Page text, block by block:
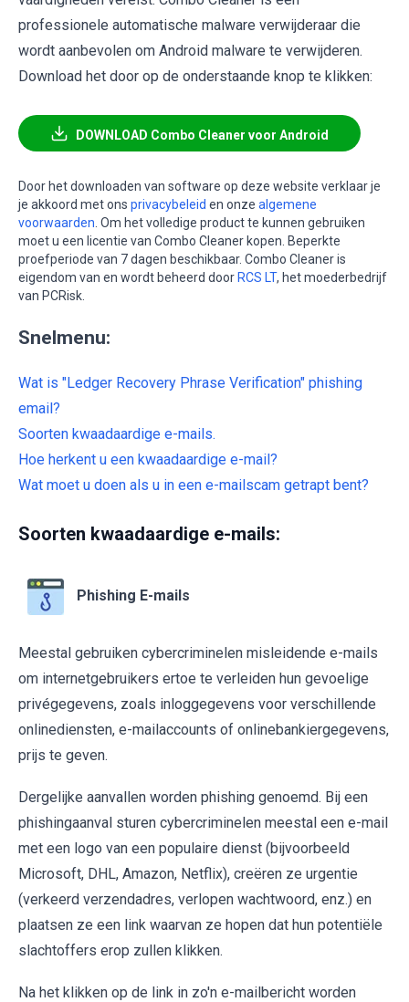
professionele automatische malware verwijderaar die
wordt aanbevolen om Android malware te verwijderen.
Download het door op de onderstaande knop te klikken:
DOWNLOAD Combo Cleaner voor Android
Door het downloaden van software op deze website verklaar je
je akkoord met ons privacybeleid en onze algemene
voorwaarden . Om het volledige product te kunnen gebruiken
moet u een licentie van Combo Cleaner kopen. Beperkte
proefperiode van 7 dagen beschikbaar. Combo Cleaner is
eigendom van en wordt beheerd door RCS LT, het moederbedrijf
van PCRisk.
Snelmenu:
Wat is "Ledger Recovery Phrase Verification" phishing
email?
Soorten kwaadaardige e-mails.
Hoe herkent u een kwaadaardige e-mail?
Wat moet u doen als u in een e-mailscam getrapt bent?
Soorten kwaadaardige e-mails:
Phishing E-mails
Meestal gebruiken cybercriminelen misleidende e-mails
om internetgebruikers ertoe te verleiden hun gevoelige
privégegevens, zoals inloggegevens voor verschillende
onlinediensten, e-mailaccounts of onlinebankiergegevens,
prijs te geven.
Dergelijke aanvallen worden phishing genoemd. Bij een
phishingaanval sturen cybercriminelen meestal een e-mail
met een logo van een populaire dienst (bijvoorbeeld
Microsoft, DHL, Amazon, Netflix), creëren ze urgentie
(verkeerd verzendadres, verlopen wachtwoord, enz.) en
plaatsen ze een link waarvan ze hopen dat hun potentiële
slachtoffers erop zullen klikken.
Na het klikken op de link in zo'n e-mailbericht worden